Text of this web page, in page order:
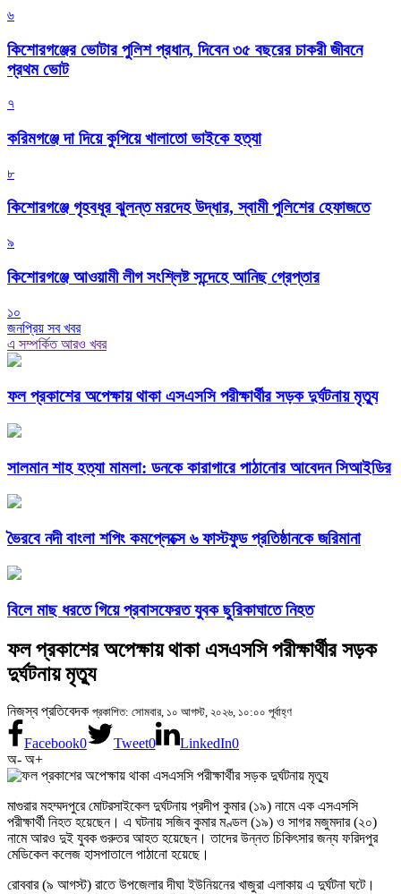
৬
কিশোরগঞ্জের ভোটার পুলিশ প্রধান, দিবেন ৩৫ বছরের চাকরী জীবনে
প্রথম ভোট
৭
করিমগঞ্জে দা দিয়ে কুপিয়ে খালাতো ভাইকে হত্যা
৮
কিশোরগঞ্জে গৃহবধূর ঝুলন্ত মরদেহ উদ্ধার, স্বামী পুলিশের হেফাজতে
৯
কিশোরগঞ্জে আওয়ামী লীগ সংশ্লিষ্ট সন্দেহে আনিছ গ্রেপ্তার
১০
জনপ্রিয় সব খবর
এ সম্পর্কিত আরও খবর
ফল প্রকাশের অপেক্ষায় থাকা এসএসসি পরীক্ষার্থীর সড়ক দুর্ঘটনায় মৃত্যু
সালমান শাহ হত্যা মামলা: ডনকে কারাগারে পাঠানোর আবেদন সিআইডির
ভৈরবে নদী বাংলা শপিং কমপ্লেক্সে ৬ ফাস্টফুড প্রতিষ্ঠানকে জরিমানা
বিলে মাছ ধরতে গিয়ে প্রবাসফেরত যুবক ছুরিকাঘাতে নিহত
ফল প্রকাশের অপেক্ষায় থাকা এসএসসি পরীক্ষার্থীর সড়ক
দুর্ঘটনায় মৃত্যু
নিজস্ব প্রতিবেদক প্রকাশিত: সোমবার, ১০ আগস্ট, ২০২৬, ১০:০০ পূর্বাহ্ণ
Facebook0 Tweet0 LinkedIn0
অ- অ+
মাগুরার মহম্মদপুরে মোটরসাইকেল দুর্ঘটনায় প্রদীপ কুমার (১৯) নামে এক এসএসসি
পরীক্ষার্থী নিহত হয়েছেন। এ ঘটনায় সজিব কুমার মণ্ডল (১৯) ও সাগর মজুমদার (২০)
নামে আরও দুই যুবক গুরুতর আহত হয়েছেন। তাদের উন্নত চিকিৎসার জন্য ফরিদপুর
মেডিকেল কলেজ হাসপাতালে পাঠানো হয়েছে।
রোববার (৯ আগস্ট) রাতে উপজেলার দীঘা ইউনিয়নের খাজুরা এলাকায় এ দুর্ঘটনা ঘটে।